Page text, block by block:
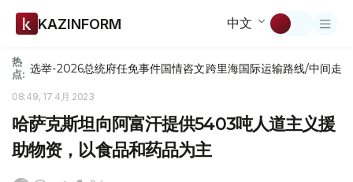
KAZINFORM 中文
热
点: 选举-2026总统府任免事件国情咨文跨里海国际运输路线/中间走廊
08:49, 17 4月 2023
哈萨克斯坦向阿富汗提供5403吨人道主义援
助物资，以食品和药品为主